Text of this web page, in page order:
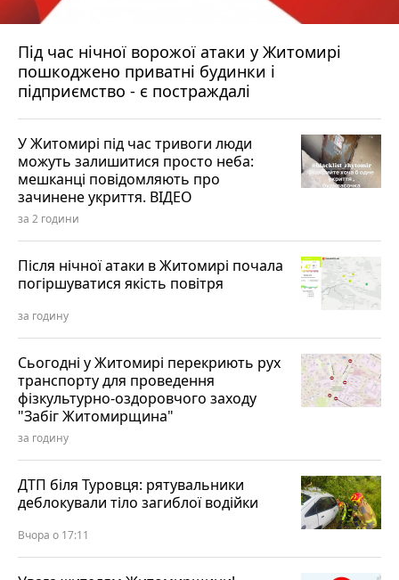
Під час нічної ворожої атаки у Житомирі
пошкоджено приватні будинки і
підприємство - є постраждалі
У Житомирі під час тривоги люди
можуть залишитися просто неба:
мешканці повідомляють про
зачинене укриття. ВІДЕО
за 2 години
Після нічної атаки в Житомирі почала
погіршуватися якість повітря
за годину
Сьогодні у Житомирі перекриють рух
транспорту для проведення
фізкультурно-оздоровчого заходу
"Забіг Житомирщина"
за годину
ДТП біля Туровця: рятувальники
деблокували тіло загиблої водійки
Вчора о 17:11